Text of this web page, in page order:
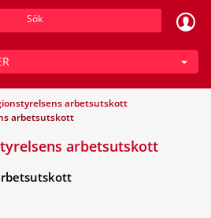
Sök
arbetsutskott
arbetsutskott
arbetsutskott